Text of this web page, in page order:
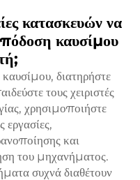
κατασκευών να
καυσίμου
διατηρήστε
τους χειριστές
χρησιμοποιήστε
εργασίες,
και
του μηχανήματος.
συχνά διαθέτουν